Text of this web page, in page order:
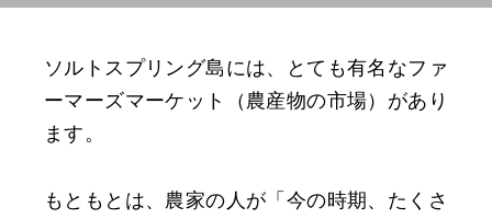
ソルトスプリング島には、とても有名なファ
ーマーズマーケット（農産物の市場）があり
ます。
もともとは、農家の人が「今の時期、たくさ